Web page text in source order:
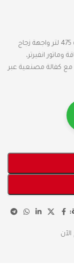
“ثلاجة 4 ابواب بنكون موديل BRF-TDX28SG بسعة 475 لتر واجهة زجاج
انفيرتر،
كفالة مصنعية عبر